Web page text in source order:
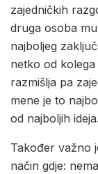
zajedničkih
druga osoba
najboljeg
netko od
razmišlja pa
mene je to
od najboljih ideja.
Također važno
način gdje: